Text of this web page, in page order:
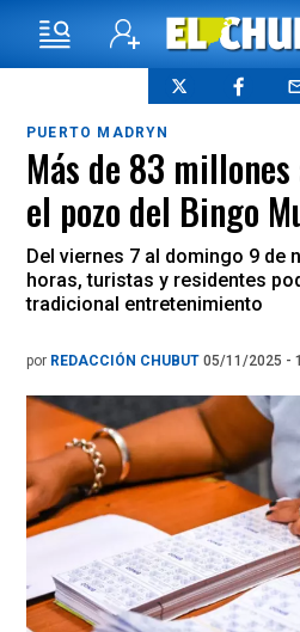
PUERTO MADRYN
Más de 83
el pozo del Bingo
Del viernes 7 al domingo 9 de
horas, turistas y residentes
tradicional entretenimiento
por REDACCIÓN CHUBUT 05/11/2025 -